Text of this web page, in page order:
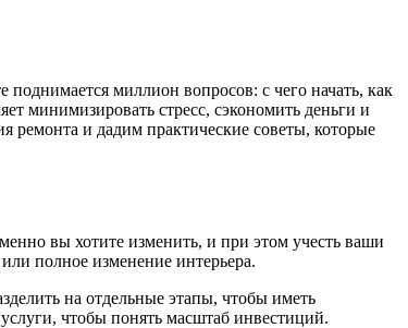
поднимается миллион вопросов: с чего начать, как
минимизировать стресс, сэкономить деньги и
ремонта и дадим практические советы, которые
вы хотите изменить, и при этом учесть ваши
полное изменение интерьера.
на отдельные этапы, чтобы иметь
чтобы понять масштаб инвестиций.